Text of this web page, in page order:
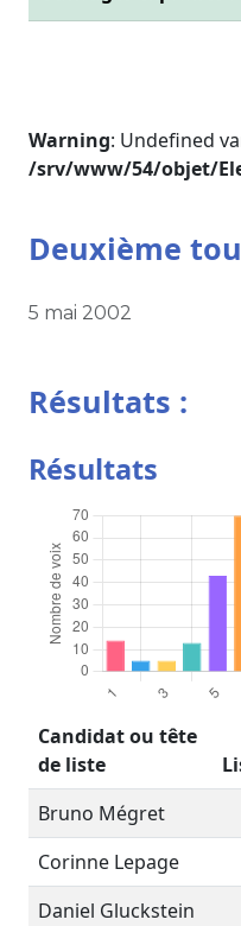
Warning: Undefined
/srv/www/54/objet/
Deuxième
5 mai 2002
Résultats :
Résultats
Candidat ou tête
de liste
Bruno Mégret
Corinne Lepage
Daniel Gluckstein